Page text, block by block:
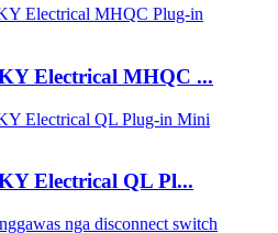
Electrical MHQC ...
Electrical QL Pl...